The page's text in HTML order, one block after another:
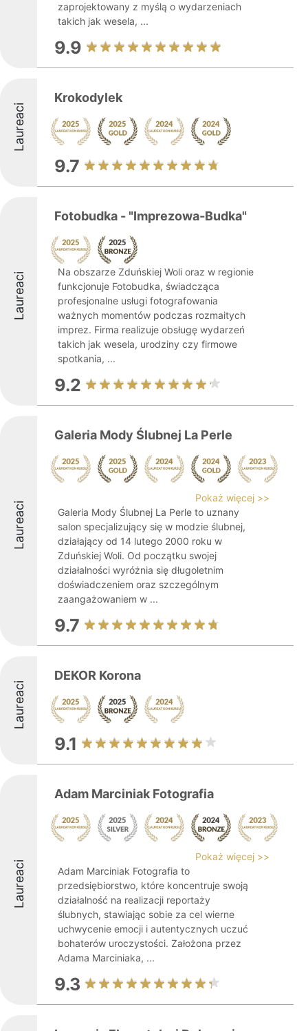
zaprojektowany z myślą o wydarzeniach
takich jak wesela, ...
9.9
Laureaci
Krokodylek
9.7
Laureaci
Fotobudka - "Imprezowa-Budka"
Na obszarze Zduńskiej Woli oraz w regionie
funkcjonuje Fotobudka, świadcząca
profesjonalne usługi fotografowania
ważnych momentów podczas rozmaitych
imprez. Firma realizuje obsługę wydarzeń
takich jak wesela, urodziny czy firmowe
spotkania, ...
9.2
Laureaci
Galeria Mody Ślubnej La Perle
Pokaż więcej >>
Galeria Mody Ślubnej La Perle to uznany
salon specjalizujący się w modzie ślubnej,
działający od 14 lutego 2000 roku w
Zduńskiej Woli. Od początku swojej
działalności wyróżnia się długoletnim
doświadczeniem oraz szczególnym
zaangażowaniem w ...
9.7
Laureaci
DEKOR Korona
9.1
Laureaci
Adam Marciniak Fotografia
Pokaż więcej >>
Adam Marciniak Fotografia to
przedsiębiorstwo, które koncentruje swoją
działalność na realizacji reportaży
ślubnych, stawiając sobie za cel wierne
uchwycenie emocji i autentycznych uczuć
bohaterów uroczystości. Założona przez
Adama Marciniaka, ...
9.3